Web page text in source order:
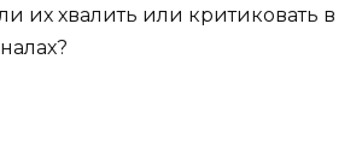
их хвалить или критиковать в